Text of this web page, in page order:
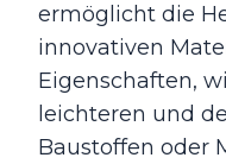
ermöglicht die
innovativen
Eigenschaften,
leichteren und
Baustoffen oder